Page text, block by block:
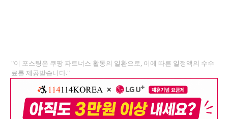
"이 포스팅은 쿠팡 파트너스 활동의 일환으로, 이에 따른 일정액의 수수
료를 제공받습니다."